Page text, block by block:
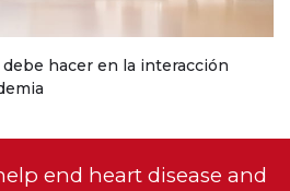
hacer en la interacción
end heart disease and